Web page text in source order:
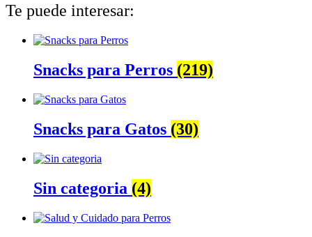
Te puede interesar:
Snacks para Perros (219)
Snacks para Gatos (30)
Sin categoria (4)